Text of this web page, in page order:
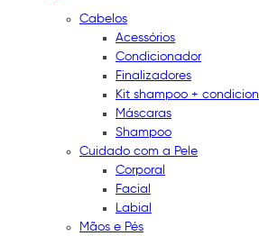
Cabelos
Acessórios
Condicionador
Finalizadores
Kit shampoo +
Máscaras
Shampoo
Cuidado com a Pele
Corporal
Facial
Labial
Mãos e Pés